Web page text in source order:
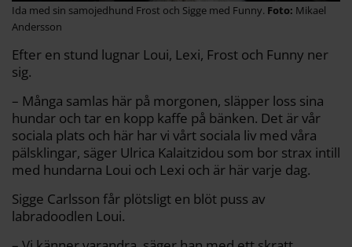
Ida med sin samojedhund Frost och Sigge med Funny.
Mikael
Andersson
Efter en stund lugnar Loui, Lexi, Frost och Funny ner
sig.
– Många samlas här på morgonen, släpper loss sina
hundar och tar en kopp kaffe på bänken. Det är vår
sociala plats och här har vi vårt sociala liv med våra
pälsklingar, säger Ulrica Kalaitzidou som bor strax intill
med hundarna Loui och Lexi och är här varje dag.
Sigge Carlsson får plötsligt en blöt puss av
labradoodlen Loui.